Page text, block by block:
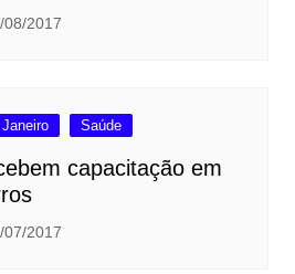
08/2017
Saúde
capacitação em
07/2017